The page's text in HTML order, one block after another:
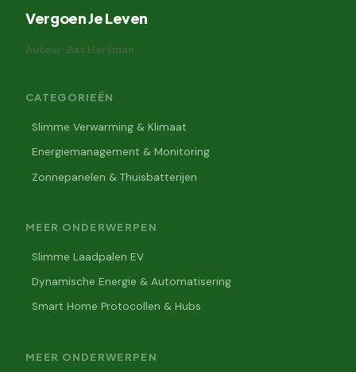
Vergoen Je Leven
Auteur: Bas Hartman
CATEGORIEËN
Slimme Verwarming & Klimaat
Energiemanagement & Monitoring
Zonnepanelen & Thuisbatterijen
MEER ONDERWERPEN
Slimme Laadpalen EV
Dynamische Energie & Automatisering
Smart Home Protocollen & Hubs
MEER ONDERWERPEN